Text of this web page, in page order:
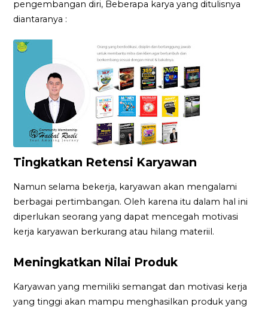
pengembangan diri, Beberapa karya yang ditulisnya
diantaranya :
Tingkatkan Retensi Karyawan
Namun selama bekerja, karyawan akan mengalami
berbagai pertimbangan. Oleh karena itu dalam hal ini
diperlukan seorang yang dapat mencegah motivasi
kerja karyawan berkurang atau hilang materiil.
Meningkatkan Nilai Produk
Karyawan yang memiliki semangat dan motivasi kerja
yang tinggi akan mampu menghasilkan produk yang